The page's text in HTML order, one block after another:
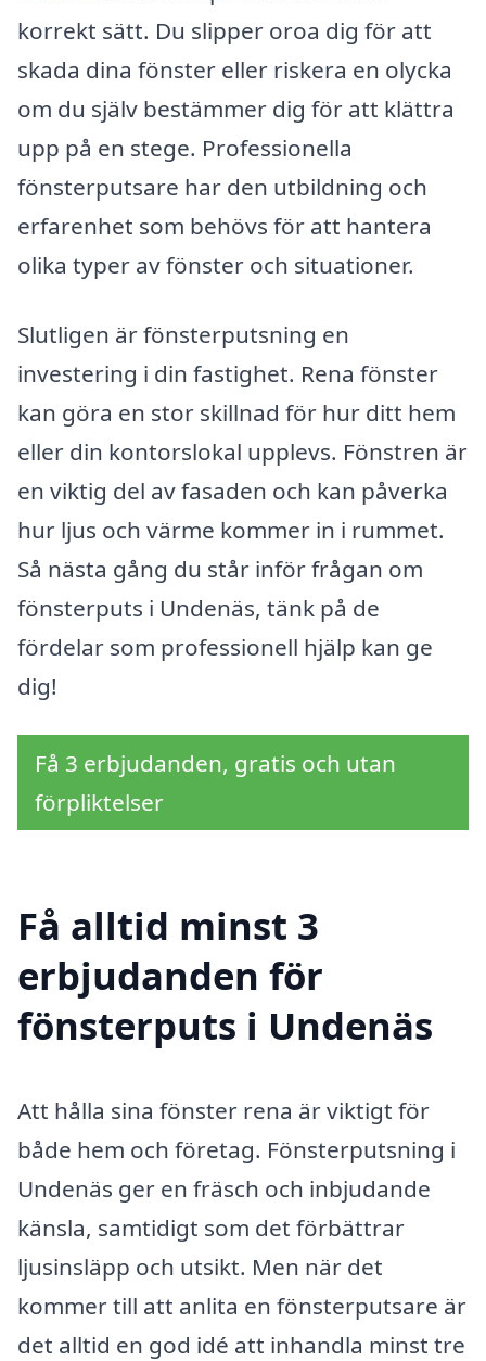
korrekt sätt. Du slipper oroa dig för att
skada dina fönster eller riskera en olycka
om du själv bestämmer dig för att klättra
upp på en stege. Professionella
fönsterputsare har den utbildning och
erfarenhet som behövs för att hantera
olika typer av fönster och situationer.
Slutligen är fönsterputsning en
investering i din fastighet. Rena fönster
kan göra en stor skillnad för hur ditt hem
eller din kontorslokal upplevs. Fönstren är
en viktig del av fasaden och kan påverka
hur ljus och värme kommer in i rummet.
Så nästa gång du står inför frågan om
fönsterputs i Undenäs, tänk på de
fördelar som professionell hjälp kan ge
dig!
Få 3 erbjudanden, gratis och utan
förpliktelser
Få alltid minst 3
erbjudanden för
fönsterputs i Undenäs
Att hålla sina fönster rena är viktigt för
både hem och företag. Fönsterputsning i
Undenäs ger en fräsch och inbjudande
känsla, samtidigt som det förbättrar
ljusinsläpp och utsikt. Men när det
kommer till att anlita en fönsterputsare är
det alltid en god idé att inhandla minst tre